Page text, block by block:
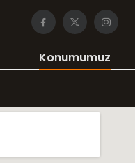
Konumumuz